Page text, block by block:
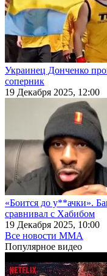
Украинец Донченко
соперник
19 Декабря 2025, 12:00
«Боится до у**ачки».
сравнивал с Хабибом
19 Декабря 2025, 10:00
Все новости MMA
Популярное видео